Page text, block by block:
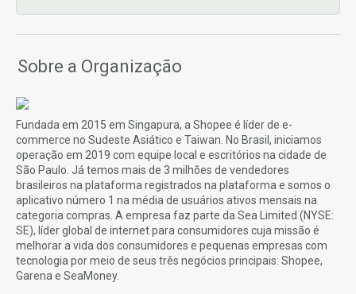
Sobre a Organização
Fundada em 2015 em Singapura, a Shopee é líder de e-
commerce no Sudeste Asiático e Taiwan. No Brasil, iniciamos
operação em 2019 com equipe local e escritórios na cidade de
São Paulo. Já temos mais de 3 milhões de vendedores
brasileiros na plataforma registrados na plataforma e somos o
aplicativo número 1 na média de usuários ativos mensais na
categoria compras. A empresa faz parte da Sea Limited (NYSE:
SE), líder global de internet para consumidores cuja missão é
melhorar a vida dos consumidores e pequenas empresas com
tecnologia por meio de seus três negócios principais: Shopee,
Garena e SeaMoney.